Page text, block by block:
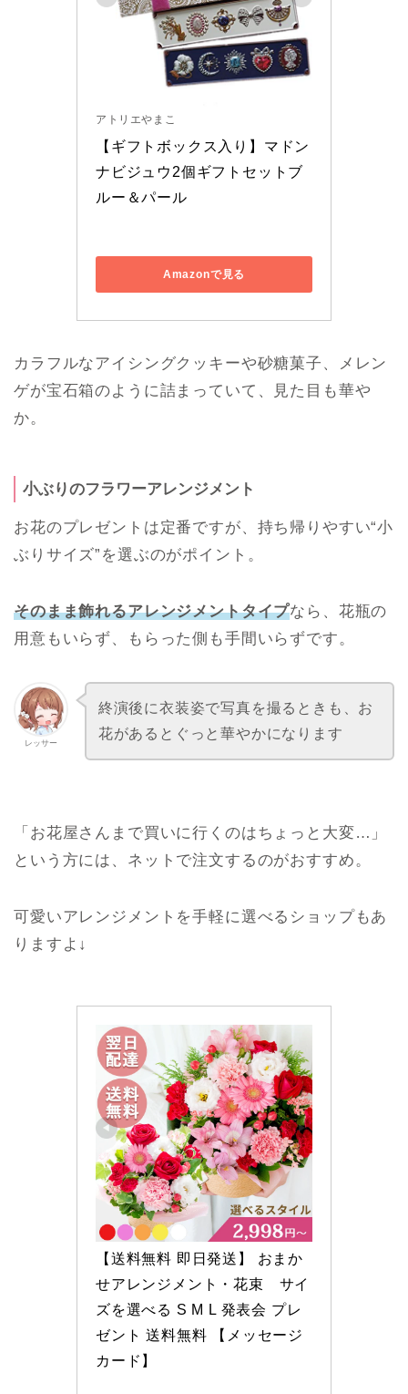
アトリエやまこ
【ギフトボックス入り】マドン
ナビジュウ2個ギフトセットブ
ルー＆パール
ゲが宝石箱のように詰まっていて、見た目も華や
か。
お花のプレゼントは定番ですが、持ち帰りやすい“小
ぶりサイズ”を選ぶのがポイント。
用意もいらず、もらった側も手間いらずです。
レッサー
終演後に衣装姿で写真を撮るときも、お
花があるとぐっと華やかになります
という方には、ネットで注文するのがおすすめ。
りますよ↓
【送料無料 即日発送】 おまか
せアレンジメント・花束　サイ
ズを選べる S M L 発表会 プレ
ゼント 送料無料 【メッセージ
カード】